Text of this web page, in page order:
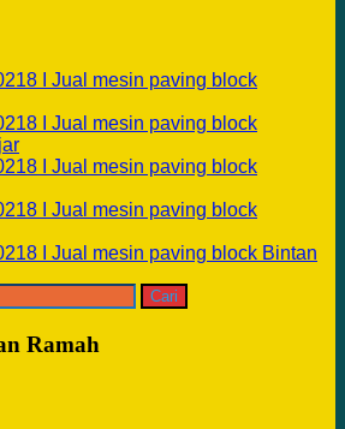
I Jual mesin paving block
I Jual mesin paving block
I Jual mesin paving block
I Jual mesin paving block
I Jual mesin paving block Bintan
Ramah